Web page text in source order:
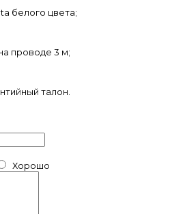
белого цвета;
проводе 3 м;
талон.
Хорошо